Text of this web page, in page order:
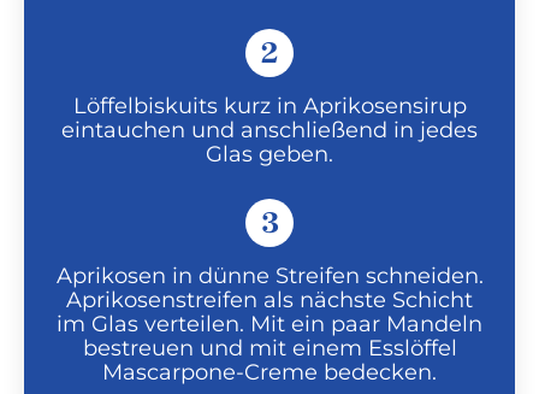
2
Löffelbiskuits kurz in Aprikosensirup
eintauchen und anschließend in jedes
Glas geben.
3
Aprikosen in dünne Streifen schneiden.
Aprikosenstreifen als nächste Schicht
im Glas verteilen. Mit ein paar Mandeln
bestreuen und mit einem Esslöffel
Mascarpone-Creme bedecken.